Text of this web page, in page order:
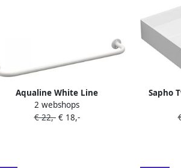
Aqualine White Line
handdoekhouder 60 cm metal
wit
2 webshops
€ 22,-€ 18,-
Sapho